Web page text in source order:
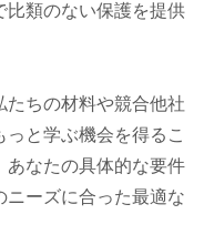
比類のない保護を提供
たちの材料や競合他社
と学ぶ機会を得るこ
あなたの具体的な要件
ニーズに合った最適な